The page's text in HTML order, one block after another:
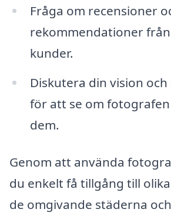
Fråga om recensioner
rekommendationer
kunder.
Diskutera din vision
för att se om
dem.
Genom att använda
du enkelt få tillgång till
de omgivande städerna